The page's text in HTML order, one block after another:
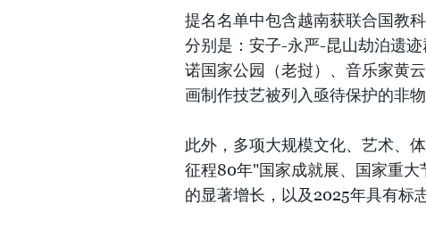
提名名单中包含越南获联合国教
分别是：安子-永严-昆山劫泊遗
诺国家公园（老挝）、音乐家黄
画制作技艺被列入亟待保护的非
此外，多项大规模文化、艺术、
征程80年"国家成就展、国家重
的显著增长，以及2025年具有标